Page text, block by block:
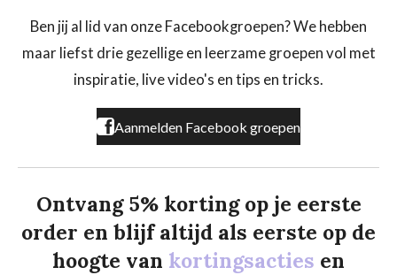
b
o
k
a
r
a
o
Ben jij al lid van onze Facebookgroepen? We hebben
maar liefst drie gezellige en leerzame groepen vol met
inspiratie, live video's en tips en tricks.
Aanmelden Facebook groepen
Ontvang 5% korting op je eerste
order en blijf altijd als eerste op de
hoogte van kortingsacties en